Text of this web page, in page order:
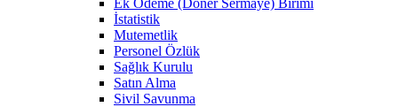
İstatistik
Mutemetlik
Personel Özlük
Sağlık Kurulu
Satın Alma
Sivil Savunma